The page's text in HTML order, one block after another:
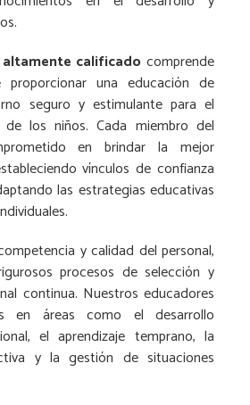
calificado comprende
una educación de
seguro y estimulante para el
los niños. Cada miembro del
en brindar la mejor
vínculos de confianza
las estrategias educativas
y calidad del personal,
procesos de selección y
continua. Nuestros educadores
en áreas como el desarrollo
el aprendizaje temprano, la
y la gestión de situaciones